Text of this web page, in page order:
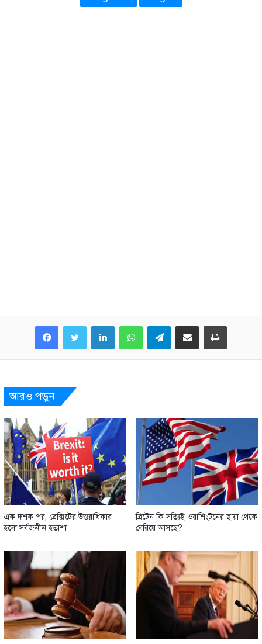
LinkedInWhatsAppTelegramShare via Email Print
আরও পড়ুন
এক দশক পর, ব্রেক্সিটের উত্তরাধিকার
হলো সর্বজনীন হতাশা
ব্রিটেন কি সত্যিই ওয়াশিংটনের ছায়া থেকে
বেরিয়ে আসছে?